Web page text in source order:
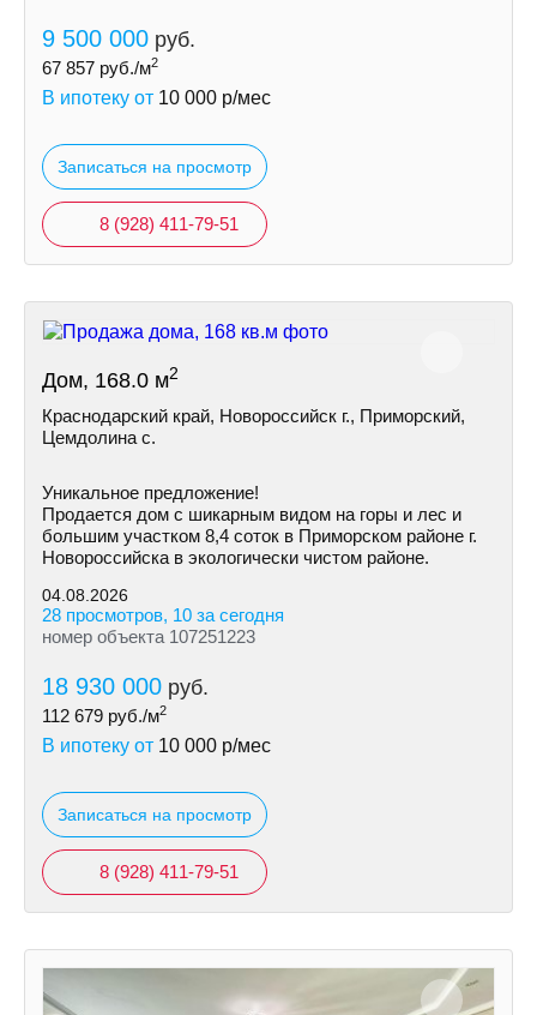
9 500 000 руб.
67 857 руб./м2
В ипотеку от 10 000 р/мес
Записаться на просмотр
8 (928) 411-79-51
Дом, 168.0 м2
Краснодарский край, Новороссийск г., Приморский,
Цемдолина с.
Уникальное предложение!
Продается дом с шикарным видом на горы и лес и
большим участком 8,4 соток в Приморском районе г.
Новороссийска в экологически чистом районе.
04.08.2026
28 просмотров, 10 за сегодня
номер объекта 107251223
18 930 000 руб.
112 679 руб./м2
В ипотеку от 10 000 р/мес
Записаться на просмотр
8 (928) 411-79-51